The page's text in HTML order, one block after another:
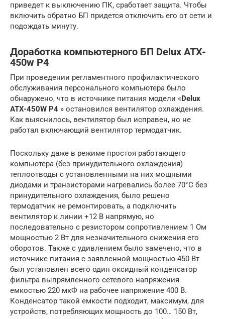
приведет к выключению ПК, сработает защита. Чтобы
включить обратно БП придется отключить его от сети и
подождать минуту.
Доработка компьютерного БП Delux ATX-
450w P4
При проведении регламентного профилактического
обслуживания персонального компьютера было
обнаружено, что в источнике питания модели «Delux
ATX-450W Р4 » остановился вентилятор охлаждения.
Как выяснилось, вентилятор был исправен, но не
работал включающий вентилятор термодатчик.
Поскольку даже в режиме простоя работающего
компьютера (без принудительного охлаждения)
теплоотводы с установленными на них мощными
диодами и транзисторами нагревались более 70°С без
принудительного охлаждения, было решено
термодатчик не ремонтировать, а подключить
вентилятор к линии +12 В напрямую, но
последовательно с резистором сопротивлением 1 Ом
мощностью 2 Вт для незначительного снижения его
оборотов. Также с удивлением было замечено, что в
источнике питания с заявленной мощностью 450 Вт
был установлен всего один оксидный конденсатор
фильтра выпрямленного сетевого напряжения
емкостью 220 мкФ на рабочее напряжение 400 В.
Конденсатор такой емкости подходит, максимум, для
устройств, потребляющих мощность до 100… 150 Вт,